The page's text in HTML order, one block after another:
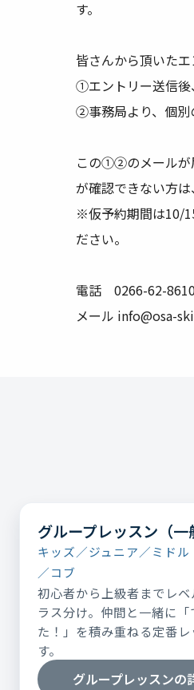
す。
皆さんから頂いた
①エントリー送信後
②事務局より、個別
この①②のメールが
が確認できない方
※仮予約期間は10/
ださい。
電話 0266-62-
メール info@osa-
グループレッスン（一
キッズ／ジュニア／ミドル
／コブ
初心者から上級者までレベ
ラス分け。仲間と一緒に「
た！」を積み重ねる定番レ
す。
グループレッスンの